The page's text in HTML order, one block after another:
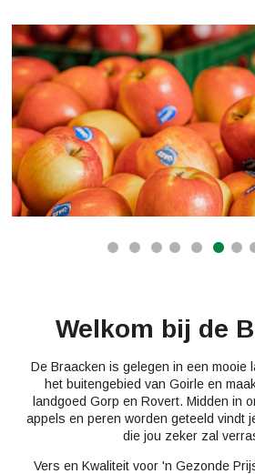
Welkom bij de
De Braacken is gelegen in een mooie
het buitengebied van Goirle en
landgoed Gorp en Rovert. Midden in
appels en peren worden geteeld vindt
die jou zeker zal
Vers en Kwaliteit voor 'n Gezonde